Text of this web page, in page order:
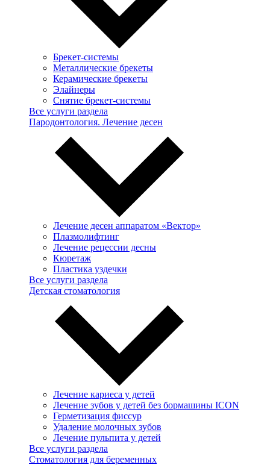
Брекет-системы
Металлические брекеты
Керамические брекеты
Элайнеры
Снятие брекет-системы
Все услуги раздела
Пародонтология. Лечение десен
Лечение десен аппаратом «Вектор»
Плазмолифтинг
Лечение рецессии десны
Кюретаж
Пластика уздечки
Все услуги раздела
Детская стоматология
Лечение кариеса у детей
Лечение зубов у детей без бормашины ICON
Герметизация фиссур
Удаление молочных зубов
Лечение пульпита у детей
Все услуги раздела
Стоматология для беременных